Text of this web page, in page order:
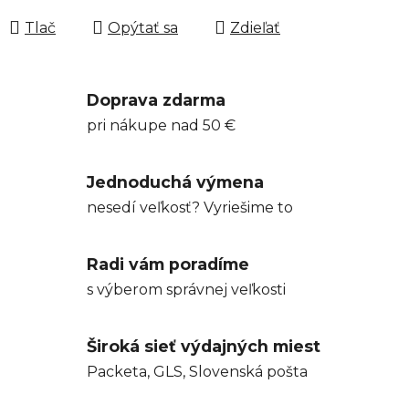
Tlač Opýtať sa Zdieľať
Doprava zdarma
pri nákupe nad 50 €
Jednoduchá výmena
nesedí veľkosť? Vyriešime to
Radi vám poradíme
s výberom správnej veľkosti
Široká sieť výdajných miest
Packeta, GLS, Slovenská pošta